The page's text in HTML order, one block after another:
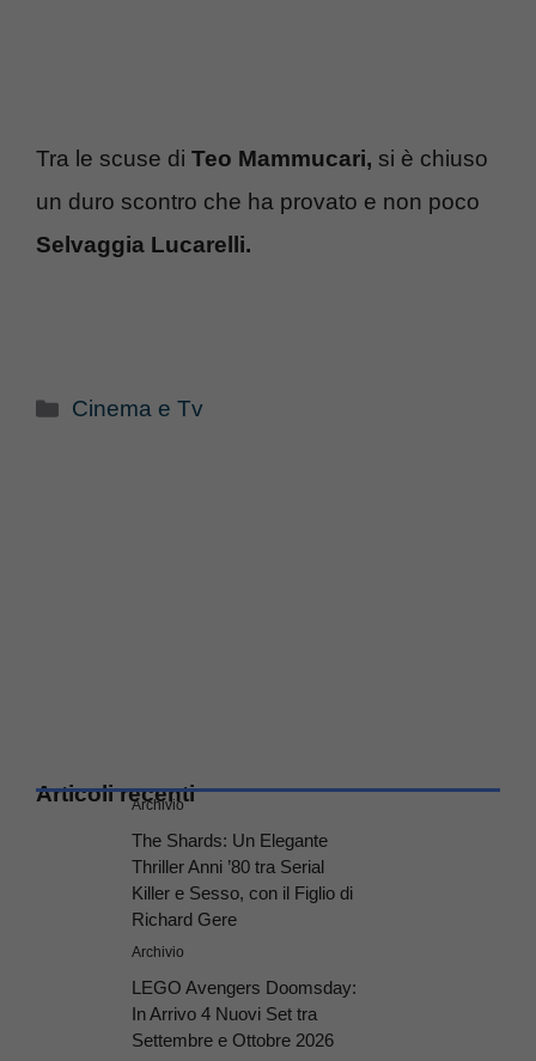
Tra le scuse di Teo Mammucari, si è chiuso
un duro scontro che ha provato e non poco
Selvaggia Lucarelli.
Categorie
Cinema e Tv
Articoli recenti
Archivio
The Shards: Un Elegante
Thriller Anni ’80 tra Serial
Killer e Sesso, con il Figlio di
Richard Gere
Archivio
LEGO Avengers Doomsday:
In Arrivo 4 Nuovi Set tra
Settembre e Ottobre 2026